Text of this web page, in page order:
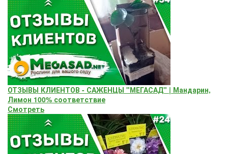
ОТЗЫВЫ КЛИЕНТОВ - САЖЕНЦЫ "МЕГАСАД" | Мандарин,
Лимон 100% соответствие
Смотреть